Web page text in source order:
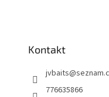
Kontakt
jvbaits@
776635866